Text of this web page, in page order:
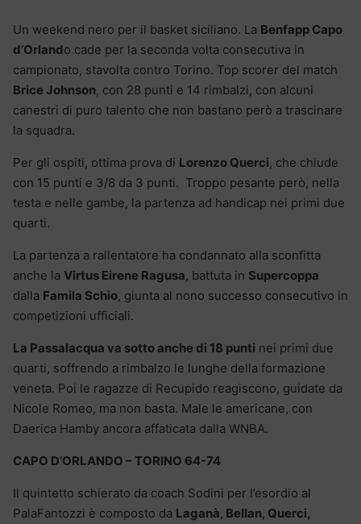
Un weekend nero per il basket siciliano. La Benfapp Capo
d’Orlando cade per la seconda volta consecutiva in
campionato, stavolta contro Torino. Top scorer del match
Brice Johnson, con 28 punti e 14 rimbalzi, con alcuni
canestri di puro talento che non bastano però a trascinare
la squadra.
Per gli ospiti, ottima prova di Lorenzo Querci, che chiude
con 15 punti e 3/8 da 3 punti. Troppo pesante però, nella
testa e nelle gambe, la partenza ad handicap nei primi due
quarti.
La partenza a rallentatore ha condannato alla sconfitta
anche la Virtus Eirene Ragusa, battuta in Supercoppa
dalla Famila Schio, giunta al nono successo consecutivo in
competizioni ufficiali.
La Passalacqua va sotto anche di 18 punti nei primi due
quarti, soffrendo a rimbalzo le lunghe della formazione
veneta. Poi le ragazze di Recupido reagiscono, guidate da
Nicole Romeo, ma non basta. Male le americane, con
Daerica Hamby ancora affaticata dalla WNBA.
CAPO D’ORLANDO – TORINO 64-74
Il quintetto schierato da coach Sodini per l’esordio al
PalaFantozzi è composto da Laganà, Bellan, Querci,